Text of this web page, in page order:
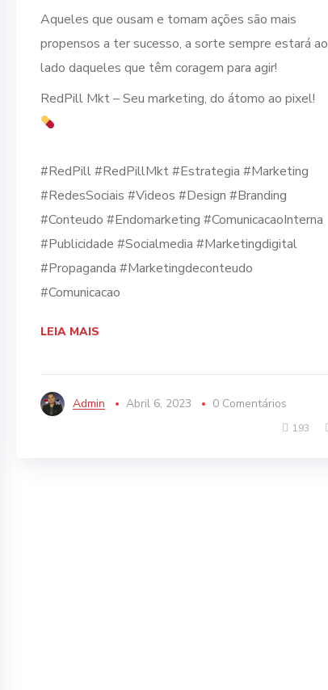
Aqueles que ousam e tomam ações são mais
propensos a ter sucesso, a sorte sempre estará ao
lado daqueles que têm coragem para agir!
RedPill Mkt – Seu marketing, do átomo ao pixel!
#RedPill #RedPillMkt #Estrategia #Marketing
#RedesSociais #Videos #Design #Branding
#Conteudo #Endomarketing #ComunicacaoInterna
#Publicidade #Socialmedia #Marketingdigital
#Propaganda #Marketingdeconteudo
#Comunicacao
LEIA MAIS
Admin Abril 6, 2023 0 Comentários
193